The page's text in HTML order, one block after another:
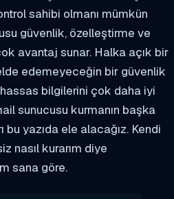
sahibi olmanı mümkün
güvenlik, özelleştirme ve
avantaj sunar. Halka açık bir
edemeyeceğin bir güvenlik
bilgilerini çok daha iyi
sunucusu kurmanın başka
bu yazıda ele alacağız. Kendi
nasıl kurarım diye
sana göre.